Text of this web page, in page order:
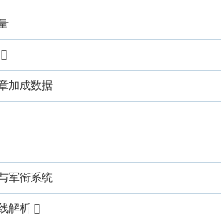
加成数据
军衔系统
解析